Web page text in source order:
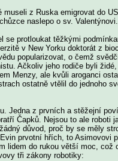
z Ruska emigrovat do
naslepo o sv. Valentýnovi.
se protloukat těžkými
v New Yorku doktorát z
popularizovat, o čemž
Ačkoliv jeho rodiče byli
Menzy, ale kvůli aroganci
ostatně vtělil do jednoho
Jedna z prvních a stěžejní
Čapků. Nejsou to ale roboti
důvod, proč by se měly
prvotní hřích, to Asimovovi
lidem do rukou větší moc, což
tři zákony robotiky: